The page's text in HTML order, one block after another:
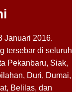
Januari 2016.
tersebar di seluruh
Pekanbaru, Siak,
Duri, Dumai,
Belilas, dan